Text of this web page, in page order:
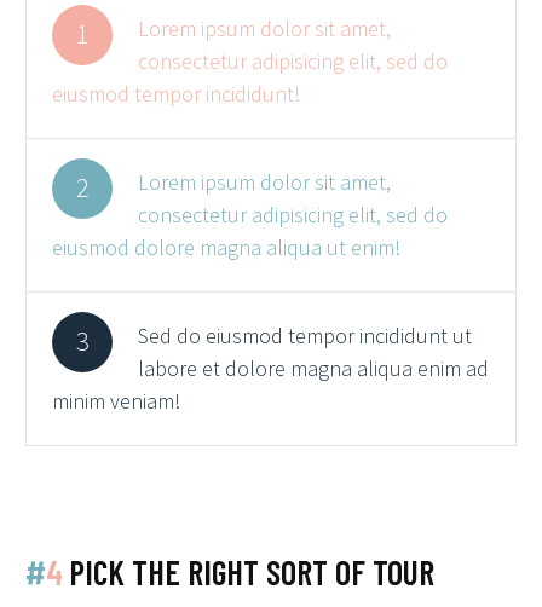
1
Lorem ipsum dolor sit amet,
consectetur adipisicing elit, sed do
eiusmod tempor incididunt!
2
Lorem ipsum dolor sit amet,
consectetur adipisicing elit, sed do
eiusmod dolore magna aliqua ut enim!
3
Sed do eiusmod tempor incididunt ut
labore et dolore magna aliqua enim ad
minim veniam!
#4 PICK THE RIGHT SORT OF TOUR